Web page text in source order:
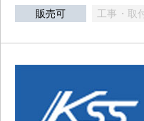
販売可 工事・取